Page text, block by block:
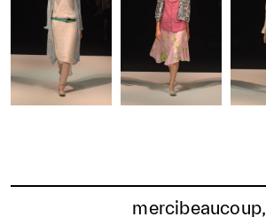
mercibeaucoup,